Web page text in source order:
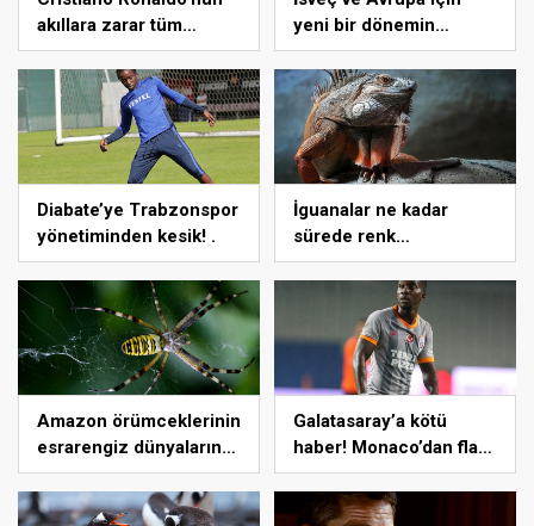
akıllara zarar tüm
kariyerinin istatistiğini
çıkardık !
yeni bir dönemin
başlangıcı olacak
kararlar.
Diabate’ye Trabzonspor
yönetiminden kesik! .
İguanalar ne kadar
sürede renk
değiştirebilir ? Detaylar
Amazon örümceklerinin
esrarengiz dünyalarına
gitmeye hazır olun.
Galatasaray’a kötü
haber! Monaco’dan flaş
Onyekuru kararı.